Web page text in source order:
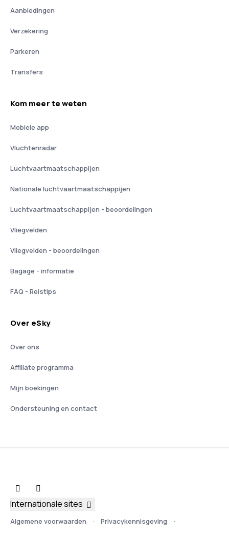
Aanbiedingen
Verzekering
Parkeren
Transfers
Kom meer te weten
Mobiele app
Vluchtenradar
Luchtvaartmaatschappijen
Nationale luchtvaartmaatschappijen
Luchtvaartmaatschappijen - beoordelingen
Vliegvelden
Vliegvelden - beoordelingen
Bagage - informatie
FAQ - Reistips
Over eSky
Over ons
Affiliate programma
Mijn boekingen
Ondersteuning en contact
Algemene voorwaarden Privacykennisgeving
Internationale sites